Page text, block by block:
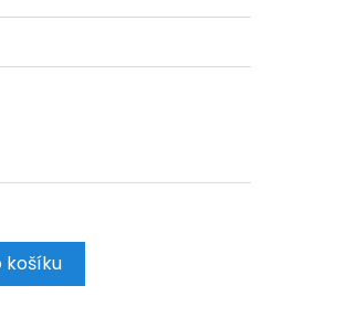
košíku